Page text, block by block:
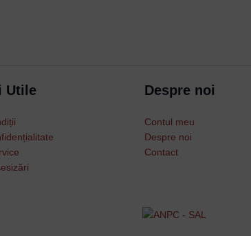
Utile Despre noi
Contul meu
Despre noi
Contact